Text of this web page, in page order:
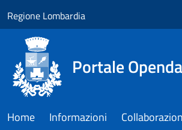
Regione Lombardia
Portale
Home Informazioni